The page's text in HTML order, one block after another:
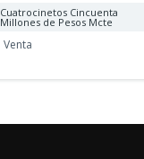
Cuatrocinetos Cincuenta
Millones de Pesos Mcte
Venta